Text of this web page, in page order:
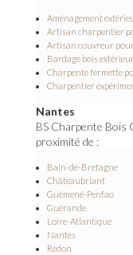
Aménagement
Artisan charpentier
Artisan couvreur
Bardage bois
Charpente fermette
Charpentier
Nantes
BS Charpente
proximité de :
Bain-de-Bretagne
Châteaubriant
Guémené-Penfao
Guérande
Loire-Atlantique
Nantes
Redon